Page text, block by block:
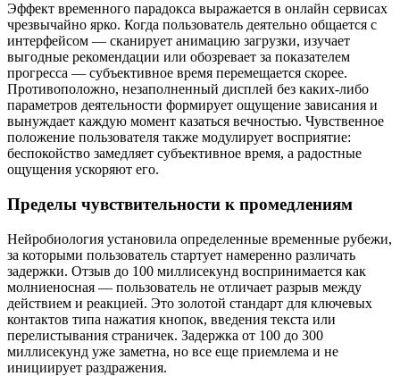
Эффект временного парадокса выражается в онлайн сервисах
чрезвычайно ярко. Когда пользователь деятельно общается с
интерфейсом — сканирует анимацию загрузки, изучает
выгодные рекомендации или обозревает за показателем
прогресса — субъективное время перемещается скорее.
Противоположно, незаполненный дисплей без каких-либо
параметров деятельности формирует ощущение зависания и
вынуждает каждую момент казаться вечностью. Чувственное
положение пользователя также модулирует восприятие:
беспокойство замедляет субъективное время, а радостные
ощущения ускоряют его.
Пределы чувствительности к промедлениям
Нейробиология установила определенные временные рубежи,
за которыми пользователь стартует намеренно различать
задержки. Отзыв до 100 миллисекунд воспринимается как
молниеносная — пользователь не отличает разрыв между
действием и реакцией. Это золотой стандарт для ключевых
контактов типа нажатия кнопок, введения текста или
перелистывания страничек. Задержка от 100 до 300
миллисекунд уже заметна, но все еще приемлема и не
инициирует раздражения.